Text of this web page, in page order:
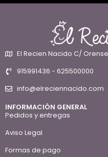
El Recien Nacido C/
915991436 - 625500000
info@elreciennacido.com
INFORMACIÓN GENERAL
Pedidos y entregas
Aviso Legal
Formas de pago